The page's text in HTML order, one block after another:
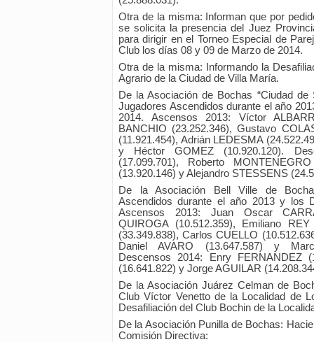
Otra de la misma: Informan que por
se solicita la presencia del Juez
para dirigir en el Torneo Especial de
Club los días 08 y 09 de Marzo de 2014.
Otra de la misma: Informando la
Agrario de la Ciudad de Villa María.
De la Asociación de Bochas “Ciudad de
Jugadores Ascendidos durante el año
2014. Ascensos 2013: Víctor
BANCHIO (23.252.346), Gustavo
(11.921.454), Adrián LEDESMA
y Héctor GOMEZ (10.920.120).
(17.099.701), Roberto
(13.920.146) y Alejandro STESSENS
De la Asociación Bell Ville de
Ascendidos durante el año 2013 y los
Ascensos 2013: Juan Oscar
QUIROGA (10.512.359), Emiliano
(33.349.838), Carlos CUELLO
Daniel AVARO (13.647.587) y
Descensos 2014: Enry FERNANDEZ
(16.641.822) y Jorge AGUILAR
De la Asociación Juárez Celman de
Club Víctor Venetto de la Localidad de
Desafiliación del Club Bochin de la
De la Asociación Punilla de Bochas:
Comisión Directiva: